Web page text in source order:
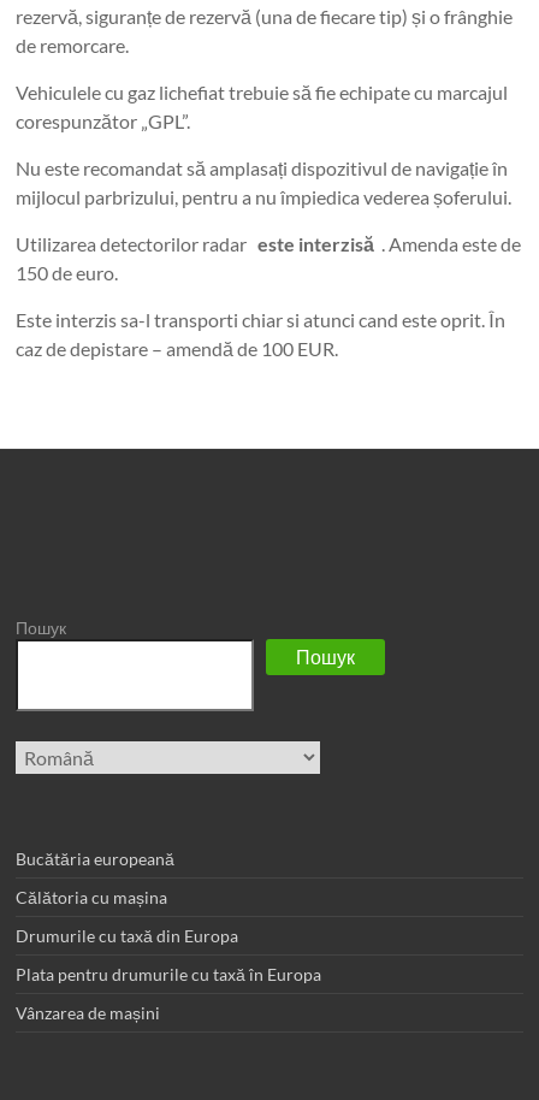
rezervă, siguranțe de rezervă (una de fiecare tip) și o frânghie
de remorcare.
Vehiculele cu gaz lichefiat trebuie să fie echipate cu marcajul
corespunzător „GPL”.
Nu este recomandat să amplasați dispozitivul de navigație în
mijlocul parbrizului, pentru a nu împiedica vederea șoferului.
Utilizarea detectorilor radareste interzisă . Amenda este de
150 de euro.
Este interzis sa-l transporti chiar si atunci cand este oprit. În
caz de depistare – amendă de 100 EUR.
Пошук
Пошук
Alege
o
Bucătăria europeană
Călătoria cu mașina
Drumurile cu taxă din Europa
Plata pentru drumurile cu taxă în Europa
Vânzarea de mașini